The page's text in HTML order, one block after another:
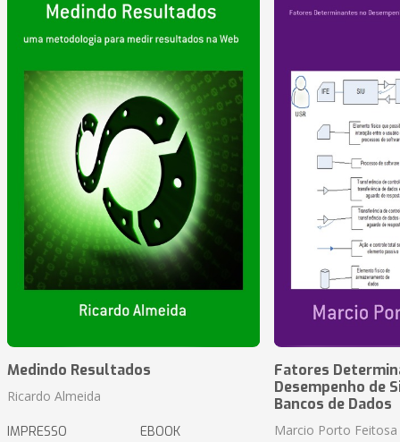
Medindo Resultados
Ricardo Almeida
IMPRESSO EBOOK
Fatores
Desempenho de
Bancos de Dados
Marcio Porto Feitosa